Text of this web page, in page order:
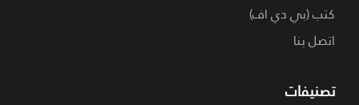
كتب (بي دي اف)
اتصل بنا
تصنيفات